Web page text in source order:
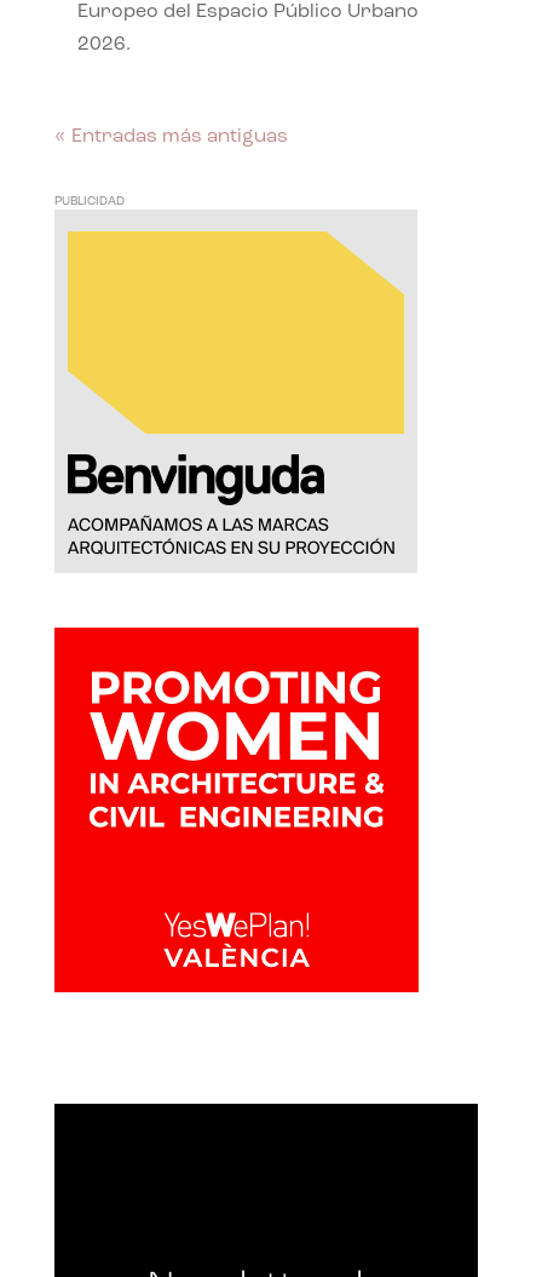
Europeo del Espacio Público Urbano
2026.
« Entradas más antiguas
PUBLICIDAD